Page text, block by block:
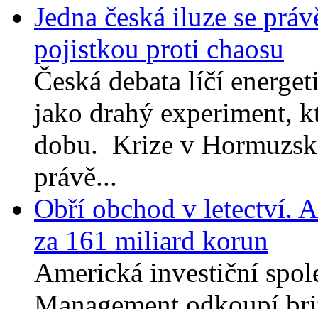
Jedna česká iluze se
pojistkou proti chaosu
Česká debata líčí
jako drahý experiment,
dobu. Krize v
právě...
Obří obchod v letectví.
za 161 miliard korun
Americká investiční